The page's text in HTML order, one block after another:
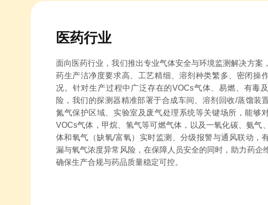
医药行业
面向医药行业，我们推出专业气体安全与环境监测解决方案
药生产洁净度要求高、工艺精细、溶剂种类繁多、密闭操
况。针对生产过程中广泛存在的VOCs气体、易燃、有毒
险，我们的探测器精准部署于合成车间、溶剂回收/蒸馏装
氮气保护区域、实验室及废气处理系统等关键场所，能够
VOCs气体，甲烷、氢气等可燃气体，以及一氧化碳、氨气
体和氧气（缺氧/富氧）实时监测、分级报警与通风联动，
漏与氧气浓度异常风险，在保障人员安全的同时，助力药企
确保生产合规与药品质量稳定可控。